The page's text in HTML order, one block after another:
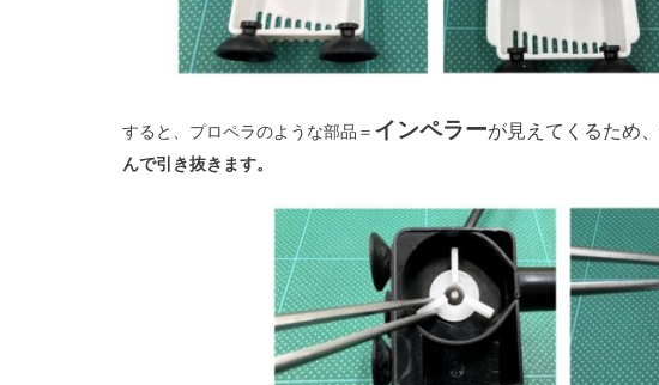
すると、プロペラのような部品＝ インペラーが見えてくるため、
んで引き抜きます。